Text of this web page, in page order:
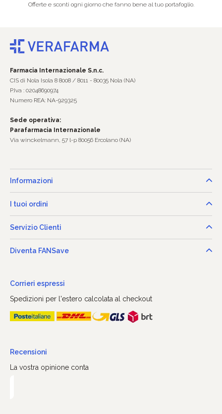
Offerte e sconti ogni giorno che fanno bene al tuo portafoglio.
Farmacia Internazionale S.n.c.
CIS di Nola Isola 8 8008 / 8011 - 80035 Nola (NA)
P.Iva : 02048690974
Numero REA: NA-929325
Sede operativa:
Parafarmacia Internazionale
Via winckelmann, 57 l-p 80056 Ercolano (NA)
Informazioni
I tuoi ordini
Servizio Clienti
Diventa FANSave
Corrieri espressi
Spedizioni per l'estero calcolata al checkout
Recensioni
La vostra opinione conta